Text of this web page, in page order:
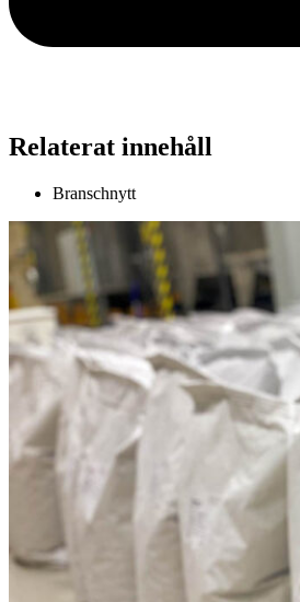
Relaterat innehåll
Branschnytt